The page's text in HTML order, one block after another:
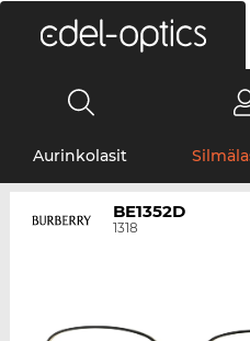
Aurinkolasit
BE1352D
1318